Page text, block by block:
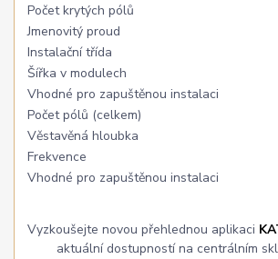
Počet krytých pólů
Jmenovitý proud
Instalační třída
Šířka v modulech
Vhodné pro zapuštěnou instalaci
Počet pólů (celkem)
Věstavěná hloubka
Frekvence
Vhodné pro zapuštěnou instalaci
Vyzkoušejte novou přehlednou aplikaci
aktuální dostupností na centrálním